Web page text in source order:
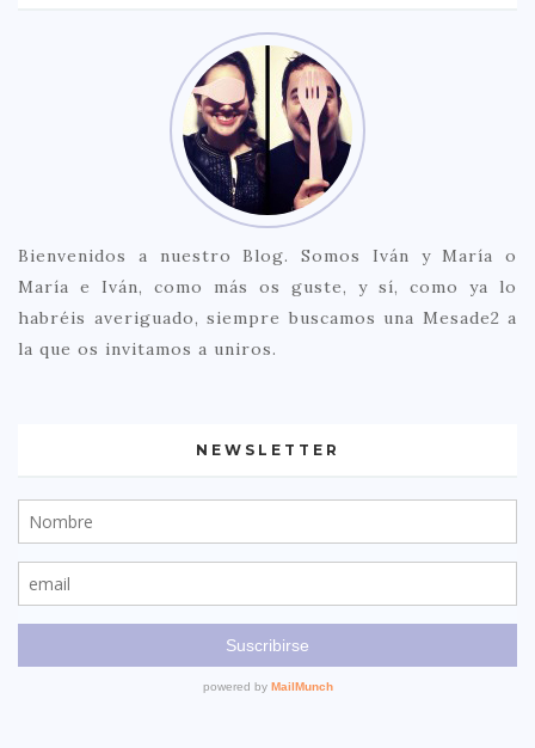
Bienvenidos a nuestro Blog. Somos Iván y María o
María e Iván, como más os guste, y sí, como ya lo
habréis averiguado, siempre buscamos una Mesade2 a
la que os invitamos a uniros.
NEWSLETTER